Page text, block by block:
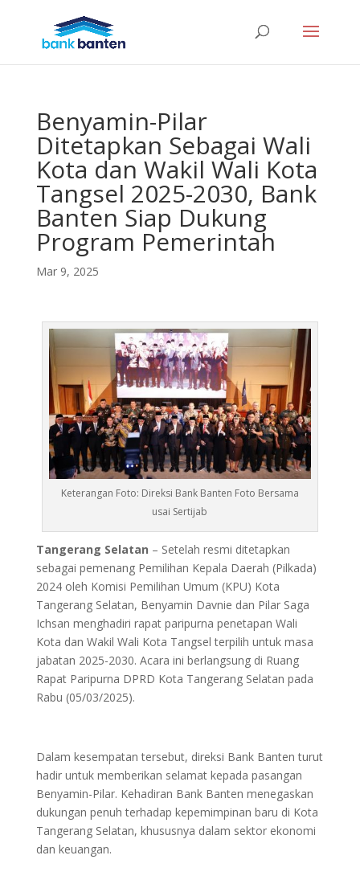
Benyamin-Pilar
Ditetapkan Sebagai Wali
Kota dan Wakil Wali Kota
Tangsel 2025-2030, Bank
Banten Siap Dukung
Program Pemerintah
Mar 9, 2025
Keterangan Foto: Direksi Bank Banten Foto Bersama
usai Sertijab
Tangerang Selatan – Setelah resmi ditetapkan
sebagai pemenang Pemilihan Kepala Daerah (Pilkada)
2024 oleh Komisi Pemilihan Umum (KPU) Kota
Tangerang Selatan, Benyamin Davnie dan Pilar Saga
Ichsan menghadiri rapat paripurna penetapan Wali
Kota dan Wakil Wali Kota Tangsel terpilih untuk masa
jabatan 2025-2030. Acara ini berlangsung di Ruang
Rapat Paripurna DPRD Kota Tangerang Selatan pada
Rabu (05/03/2025).
Dalam kesempatan tersebut, direksi Bank Banten turut
hadir untuk memberikan selamat kepada pasangan
Benyamin-Pilar. Kehadiran Bank Banten menegaskan
dukungan penuh terhadap kepemimpinan baru di Kota
Tangerang Selatan, khususnya dalam sektor ekonomi
dan keuangan.